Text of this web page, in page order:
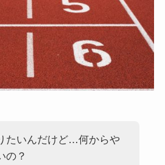
たいんだけど…何からや
の？